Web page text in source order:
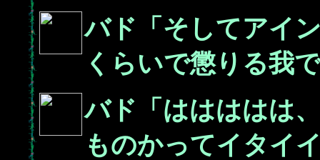
バド「そしてアイ
くらいで懲りる我
バド「ははははは
ものかってイタイ